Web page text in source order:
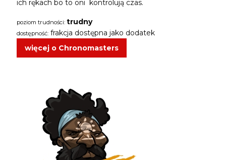
ich rękach bo to oni kontrolują czas.
poziom trudności: trudny
dostępność: frakcja dostępna jako dodatek
więcej o Chronomasters